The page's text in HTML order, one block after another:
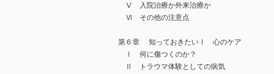
Ⅴ 入院治療か外来治療か
Ⅵ その他の注意点
第６章 知っておきたいⅠ 心のケア
Ⅰ 何に傷つくのか？
Ⅱ トラウマ体験としての病気